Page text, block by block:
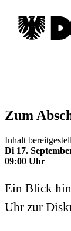
Zum
Inhalt
Di 17.
09:00 Uhr
Ein Blick
Uhr zur